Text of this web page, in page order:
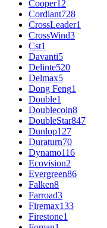
Cooper12
Cordiant728
CrossLeader1
CrossWind3
Cst1
Davanti5
Delinte520
Delmax5
Dong Feng1
Double1
Doublecoin8
DoubleStar847
Dunlop127
Duraturn70
Dynamo116
Ecovision2
Evergreen86
Falken8
Farroad3
Firemax133
Firestone1